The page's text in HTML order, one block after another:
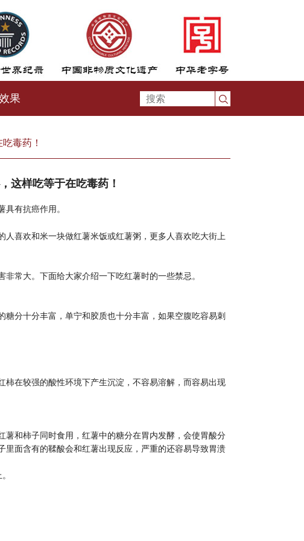
果
毒药！
这样吃等于在吃毒药！
有抗癌作用。
喜欢和米一块做红薯米饭或红薯粥，更多人喜欢吃大街上
常大。下面给大家介绍一下吃红薯时的一些禁忌。
分十分丰富，单宁和胶质也十分丰富，如果空腹吃容易刺
在较强的酸性环境下产生沉淀，不容易溶解，而容易出现
和柿子同时食用，红薯中的糖分在胃内发酵，会使胃酸分
面含有的鞣酸会和红薯出现反应，严重的还容易导致胃溃